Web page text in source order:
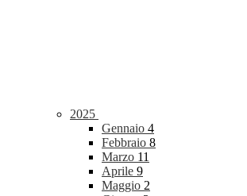
2025
Gennaio 4
Febbraio 8
Marzo 11
Aprile 9
Maggio 2